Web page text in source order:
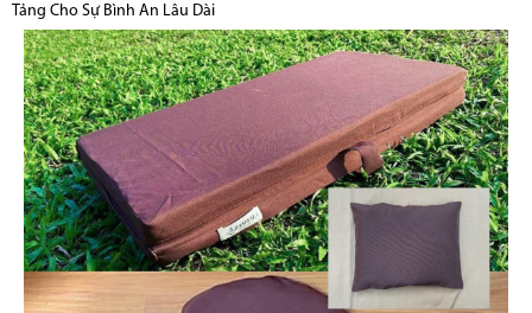
Tảng Cho Sự Bình An Lâu Dài